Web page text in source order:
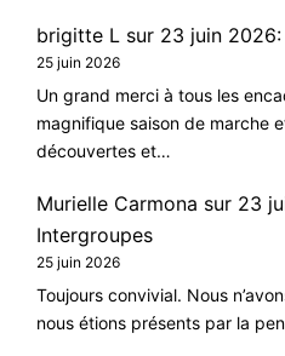
brigitte L sur 23 juin
25 juin 2026
Un grand merci à tous les
magnifique saison de marche
découvertes et…
Murielle Carmona sur 23
Intergroupes
25 juin 2026
Toujours convivial. Nous
nous étions présents par la